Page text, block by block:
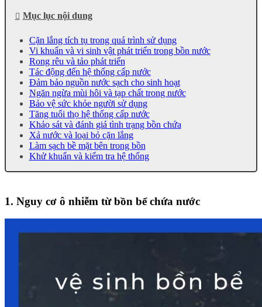
Mục lục nội dung
Cặn lắng tích tụ trong quá trình sử dụng
Vi khuẩn và vi sinh vật phát triển trong bồn nước
Rong rêu và tảo phát triển
Tác động đến hệ thống cấp nước
Đảm bảo nguồn nước sạch cho sinh hoạt
Ngăn ngừa mùi hôi và tạp chất trong nước
Bảo vệ sức khỏe người sử dụng
Tăng tuổi thọ hệ thống cấp nước
Khảo sát và đánh giá tình trạng bồn chứa
Xả nước và loại bỏ cặn lắng
Làm sạch bề mặt bên trong bồn
Khử khuẩn và kiểm tra hệ thống
1. Nguy cơ ô nhiễm từ bồn bể chứa nước